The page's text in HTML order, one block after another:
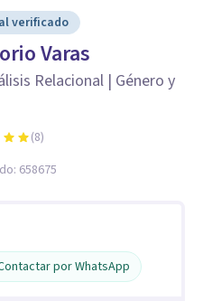
verificado
Varas
Relacional | Género y
(8)
658675
por WhatsApp